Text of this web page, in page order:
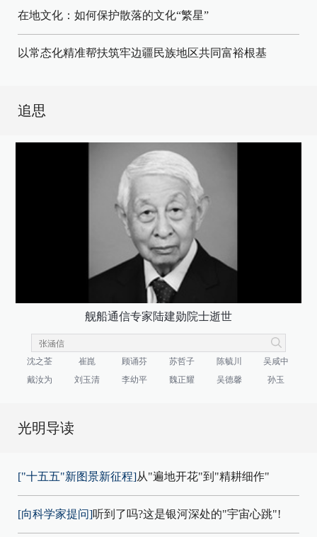
在地文化：如何保护散落的文化“繁星”
以常态化精准帮扶筑牢边疆民族地区共同富裕根基
追思
舰船通信专家陆建勋院士逝世
沈之荃 崔崑 顾诵芬 苏哲子 陈毓川
吴咸中
戴汝为
刘玉清 李幼平 魏正耀 吴德馨 孙玉
光明导读
["十五五"新图景新征程]从"遍地开花"到"精耕细作"
[向科学家提问]听到了吗?这是银河深处的"宇宙心跳"!